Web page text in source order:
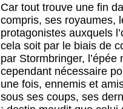
Car tout trouve une fin
compris, ses royaumes,
protagonistes auxquels
cela soit par le biais de
par Stormbringer,
cependant nécessaire
une fois, ennemis et
sous ses coups, ses